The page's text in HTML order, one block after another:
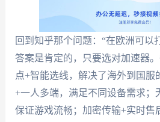
回到知乎那个问题：“在欧洲可以
答案是肯定的，只要选对加速器。
点+智能选线，解决了海外到国服
+一人多端，满足不同设备需求；
保证游戏流畅；加密传输+实时售